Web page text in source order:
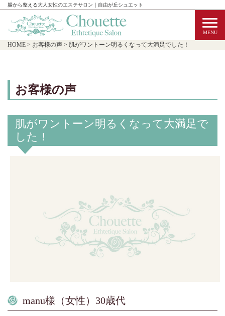
腸から整える大人女性のエステサロン｜自由が丘シュエット
HOME > お客様の声 > 肌がワントーン明るくなって大満足でした！
お客様の声
肌がワントーン明るくなって大満足で
した！
manu様（女性）30歳代